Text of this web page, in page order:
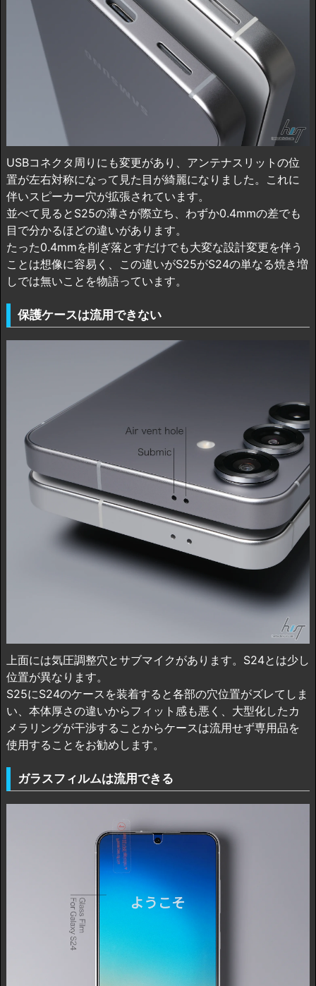
USBコネクタ周りにも変更があり、アンテナスリットの位
置が左右対称になって見た目が綺麗になりました。これに
伴いスピーカー穴が拡張されています。
並べて見るとS25の薄さが際立ち、わずか0.4mmの差でも
目で分かるほどの違いがあります。
たった0.4mmを削ぎ落とすだけでも大変な設計変更を伴う
ことは想像に容易く、この違いがS25がS24の単なる焼き増
しでは無いことを物語っています。
保護ケースは流用できない
上面には気圧調整穴とサブマイクがあります。S24とは少し
位置が異なります。
S25にS24のケースを装着すると各部の穴位置がズレてしま
い、本体厚さの違いからフィット感も悪く、大型化したカ
メラリングが干渉することからケースは流用せず専用品を
使用することをお勧めします。
ガラスフィルムは流用できる